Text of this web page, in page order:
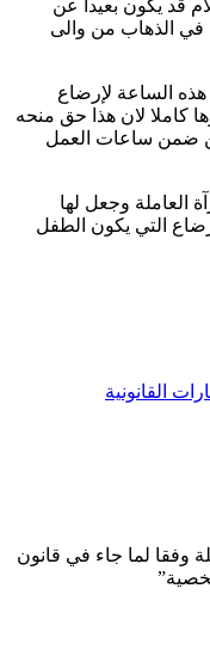
قد يكون بعيدا عن
في الذهاب من والى
الساعة لإرضاع
كاملا لان هذا حق منحه
ضمن ساعات العمل
العاملة وجعل لها
التي يكون الطفل
القانونية
وفقا لما جاء في قانون